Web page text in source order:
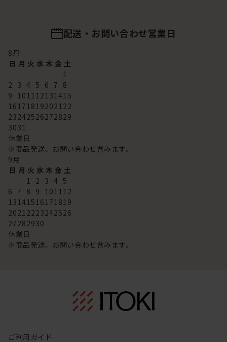
配送・お問い合わせ営業日
8月
日 月 火 水 木 金 土
1
2 3 4 5 6 7 8
9 101112131415
16171819202122
23242526272829
3031
休業日
※商品発送、お問い合わせ含みます。
9月
日 月 火 水 木 金 土
1 2 3 4 5
6 7 8 9 101112
13141516171819
20212223242526
27282930
休業日
※商品発送、お問い合わせ含みます。
ご利用ガイド